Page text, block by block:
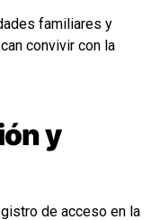
familiares y
convivir con la
y
de acceso en la